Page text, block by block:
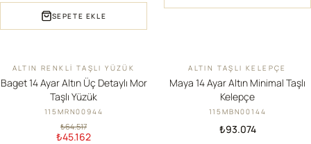
SEPETE EKLE
İNDIRIM
ALTIN RENKLI TAŞLI YÜZÜK
Baget 14 Ayar Altın Üç Detaylı Mor
Taşlı Yüzük
115MRN00944
₺64.517
₺45.162
YENI
ALTIN TAŞLI KELEPÇE
Maya 14 Ayar Altın Minimal Taşlı
Kelepçe
115MBN00144
₺93.074